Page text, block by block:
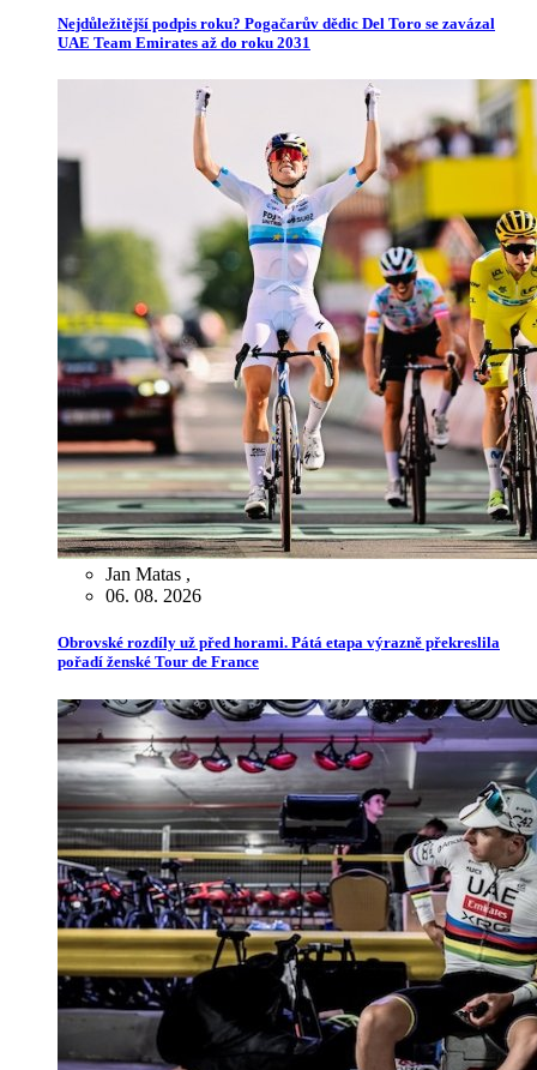
Nejdůležitější podpis roku? Pogačarův dědic Del Toro se zavázal
UAE Team Emirates až do roku 2031
Jan Matas ,
06. 08. 2026
Obrovské rozdíly už před horami. Pátá etapa výrazně překreslila
pořadí ženské Tour de France